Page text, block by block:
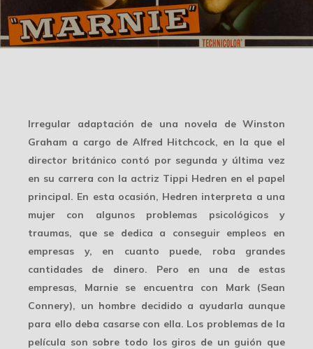
Irregular adaptación de una novela de Winston
Graham a cargo de Alfred Hitchcock, en la que el
director británico contó por segunda y última vez
en su carrera con la actriz Tippi Hedren en el papel
principal. En esta ocasión, Hedren interpreta a una
mujer con algunos problemas psicológicos y
traumas, que se dedica a conseguir empleos en
empresas y, en cuanto puede, roba grandes
cantidades de dinero. Pero en una de estas
empresas, Marnie se encuentra con Mark (Sean
Connery), un hombre decidido a ayudarla aunque
para ello deba casarse con ella. Los problemas de la
película son sobre todo los giros de un guión que